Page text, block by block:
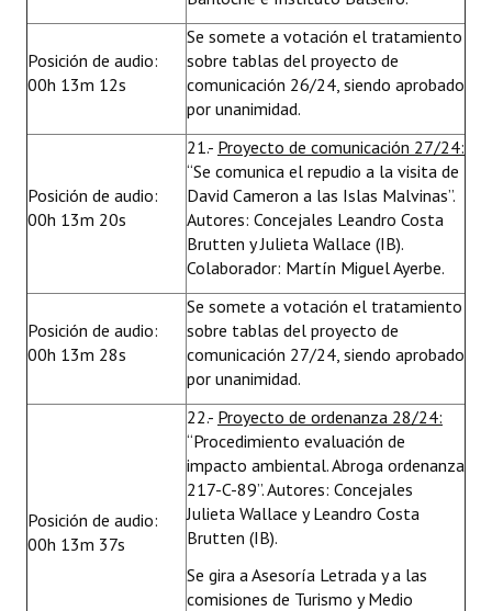
Posición de audio:
00h 13m 12s
Se somete a votación el tratamiento
sobre tablas del proyecto de
comunicación 26/24, siendo aprobado
por unanimidad.
Posición de audio:
00h 13m 20s
21.- Proyecto de comunicación 27/24:
“Se comunica el repudio a la visita de
David Cameron a las Islas Malvinas”.
Autores: Concejales Leandro Costa
Brutten y Julieta Wallace (IB).
Colaborador: Martín Miguel Ayerbe.
Posición de audio:
00h 13m 28s
Se somete a votación el tratamiento
sobre tablas del proyecto de
comunicación 27/24, siendo aprobado
por unanimidad.
Posición de audio:
00h 13m 37s
22.- Proyecto de ordenanza 28/24:
“Procedimiento evaluación de
impacto ambiental. Abroga ordenanza
217-C-89”. Autores: Concejales
Julieta Wallace y Leandro Costa
Brutten (IB).
Se gira a Asesoría Letrada y a las
comisiones de Turismo y Medio